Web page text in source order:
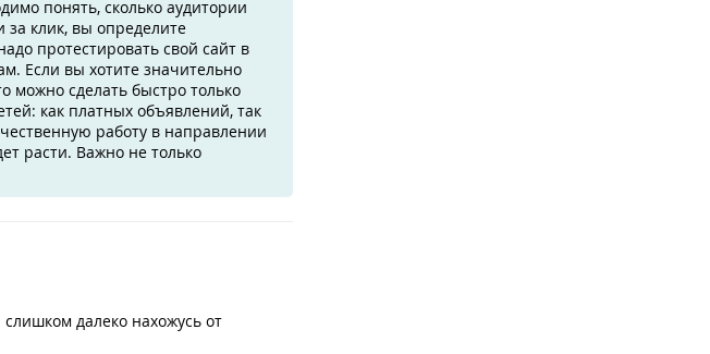
понять, сколько аудитории
клик, вы определите
протестировать свой сайт в
Если вы хотите значительно
можно сделать быстро только
как платных объявлений, так
работу в направлении
расти. Важно не только
далеко нахожусь от